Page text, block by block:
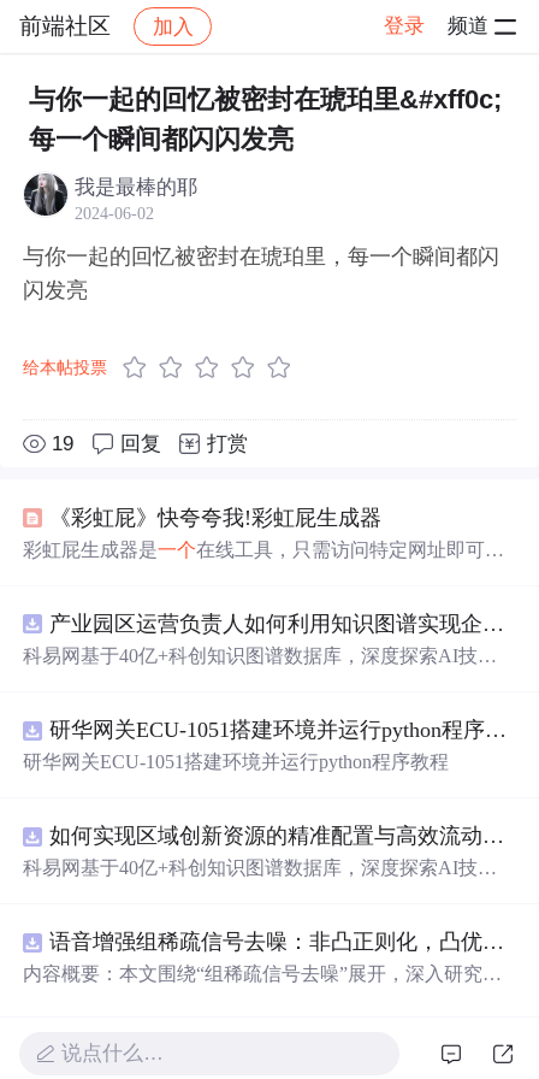
前端社区 加入 登录 频道
社区 前端社区 感慨 帖子详情
与你一起的回忆被密封在琥珀里&#xff0c;
每一个瞬间都闪闪发亮
我是最棒的耶
2024-06-02
与你一起的回忆被密封在琥珀里，每一个瞬间都闪
闪发亮
给本帖投票
19 回复 打赏
《彩虹屁》快夸夸我!彩虹屁生成器
彩虹屁生成器是一个在线工具，只需访问特定网址即可获
产业园区运营负责人如何利用知识图谱实现企业精准对接与协同？.docx
科易网基于40亿+科创知识图谱数据库，深度探索AI技术
新领域的AI+数智化解决方案，推动科技创新与产业创新
智能化发展。
研华网关ECU-1051搭建环境并运行python程序教程
研华网关ECU-1051搭建环境并运行python程序教程
如何实现区域创新资源的精准配置与高效流动？.docx
科易网基于40亿+科创知识图谱数据库，深度探索AI技术
新领域的AI+数智化解决方案，推动科技创新与产业创新
智能化发展。
语音增强组稀疏信号去噪：非凸正则化，凸优化研究（Matlab代码实现）
内容概要：本文围绕“组稀疏信号去噪”展开，深入研究了
则项克服传统稀疏恢复方法的局限性，从而在语音增强等
说点什么…